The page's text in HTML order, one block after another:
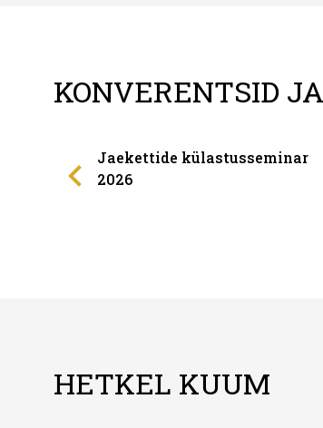
KONVERENTSID
Jaekettide külastusseminar
2026
HETKEL KUUM